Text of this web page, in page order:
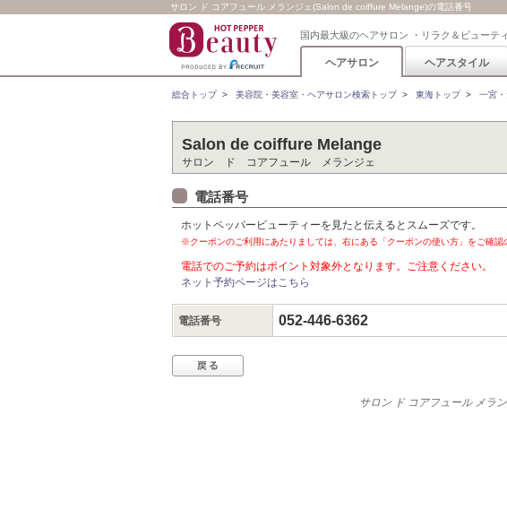
サロン ド コアフュール メランジェ(Salon de coiffure Melange)の電話番号
国内最大級のヘアサロン ・リラク＆ビューテ
ヘアサロン ヘアスタイル
総合トップ> 美容院・美容室・ヘアサロン検索トップ> 東海トップ> 一宮
Salon de coiffure Melange
サロン ド コアフュール メランジェ
電話番号
ホットペッパービューティーを見たと伝えるとスムーズです。
※クーポンのご利用にあたりましては、右にある「クーポンの使い方」をご確認
電話でのご予約はポイント対象外となります。ご注意ください。
ネット予約ページはこちら
電話番号 052-446-6362
サロン ド コアフュール メラ